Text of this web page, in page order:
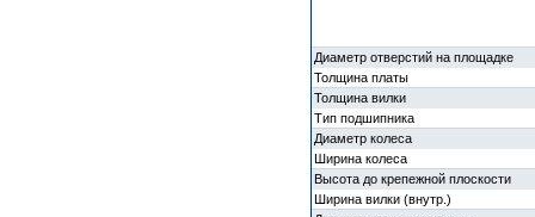
Диаметр отверстий на площадке
Толщина платы
Толщина вилки
Тип подшипника
Диаметр колеса
Ширина колеса
Высота до крепежной плоскости
Ширина вилки (внутр.)